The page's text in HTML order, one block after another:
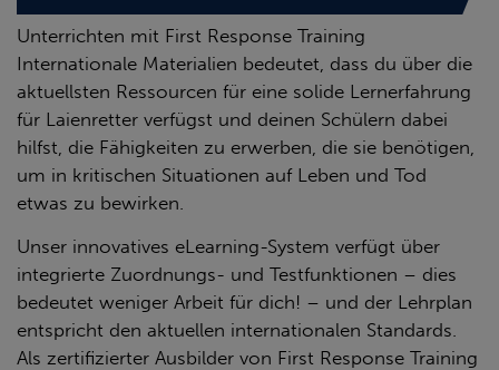
Unterrichten mit First Response Training
Internationale Materialien bedeutet, dass du über die
aktuellsten Ressourcen für eine solide Lernerfahrung
für Laienretter verfügst und deinen Schülern dabei
hilfst, die Fähigkeiten zu erwerben, die sie benötigen,
um in kritischen Situationen auf Leben und Tod
etwas zu bewirken.
Unser innovatives eLearning-System verfügt über
integrierte Zuordnungs- und Testfunktionen – dies
bedeutet weniger Arbeit für dich! – und der Lehrplan
entspricht den aktuellen internationalen Standards.
Als zertifizierter Ausbilder von First Response Training